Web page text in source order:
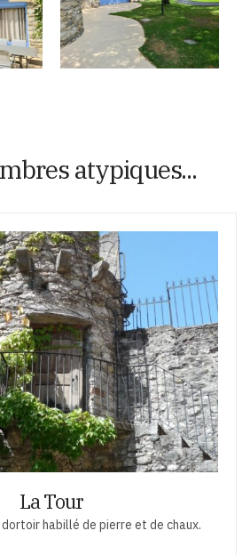
atypiques...
La Tour
habillé de pierre et de chaux.